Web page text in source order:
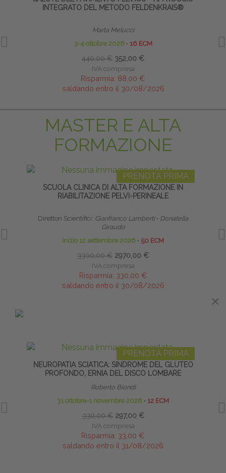
INTEGRATO DEL METODO FELDENKRAIS®
Marta Melucci
3-4 ottobre 2026 ∙ 16 ECM
440,00 € 352,00 €
IVA compresa
Risparmia: 88,00 €
saldando entro il 30/08/2026
MASTER E ALTA
FORMAZIONE
PRENOTA PRIMA
SCUOLA CLINICA DI ALTA FORMAZIONE IN
RIABILITAZIONE PELVI-PERINEALE
Direttori Scientifici: Gianfranco Lamberti ∙ Donatella
Giraudo
inizio 12 settembre 2026 ∙ 50 ECM
3300,00 € 2970,00 €
IVA compresa
Risparmia: 330,00 €
saldando entro il 30/08/2026
PRENOTA PRIMA
NEUROPATIA SCIATICA: SINDROME DEL GLUTEO
PROFONDO, ERNIA DEL DISCO LOMBARE
Roberto Biondi
31 ottobre-1 novembre 2026 ∙ 12 ECM
330,00 € 297,00 €
IVA compresa
Risparmia: 33,00 €
saldando entro il 31/08/2026
×
×